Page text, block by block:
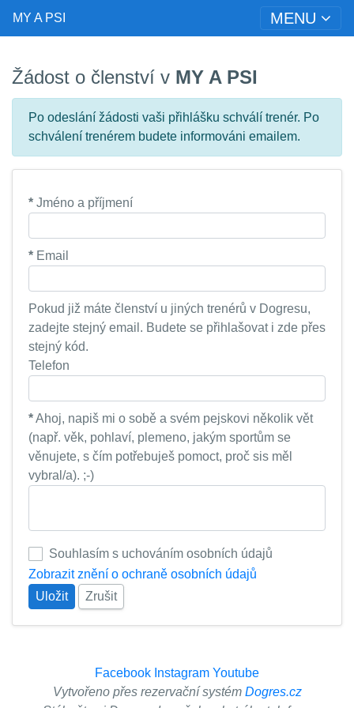
MY A PSI MENU
Žádost o členství v MY A PSI
Po odeslání žádosti vaši přihlášku schválí trenér. Po
schválení trenérem budete informováni emailem.
* Jméno a příjmení
* Email
Pokud již máte členství u jiných trenérů v Dogresu,
zadejte stejný email. Budete se přihlašovat i zde přes
stejný kód.
Telefon
*Ahoj, napiš mi o sobě a svém pejskovi několik vět
(např. věk, pohlaví, plemeno, jakým sportům se
věnujete, s čím potřebuješ pomoct, proč sis měl
vybral/a). ;-)
Souhlasím s uchováním osobních údajů
Zobrazit znění o ochraně osobních údajů
Uložit
Zrušit
Facebook Instagram Youtube
Vytvořeno přes rezervační systém Dogres.cz